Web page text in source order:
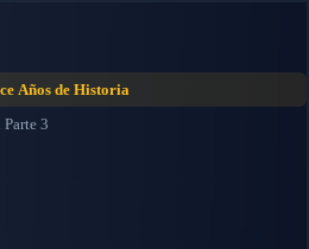
Años de Historia
3